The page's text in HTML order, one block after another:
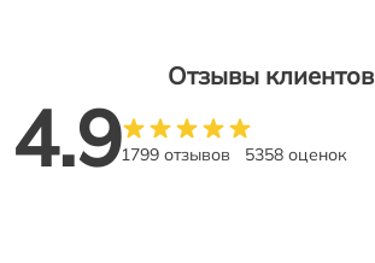
Отзывы клиентов
4.91799 отзывов 5358 оценок